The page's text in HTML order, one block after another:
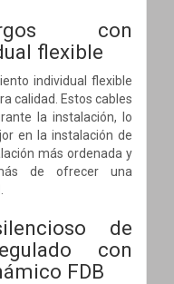
con
flexible
individual flexible
calidad. Estos cables
la instalación, lo
en la instalación de
más ordenada y
de ofrecer una
de
con
FDB